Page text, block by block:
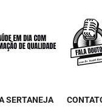
SERTANEJA